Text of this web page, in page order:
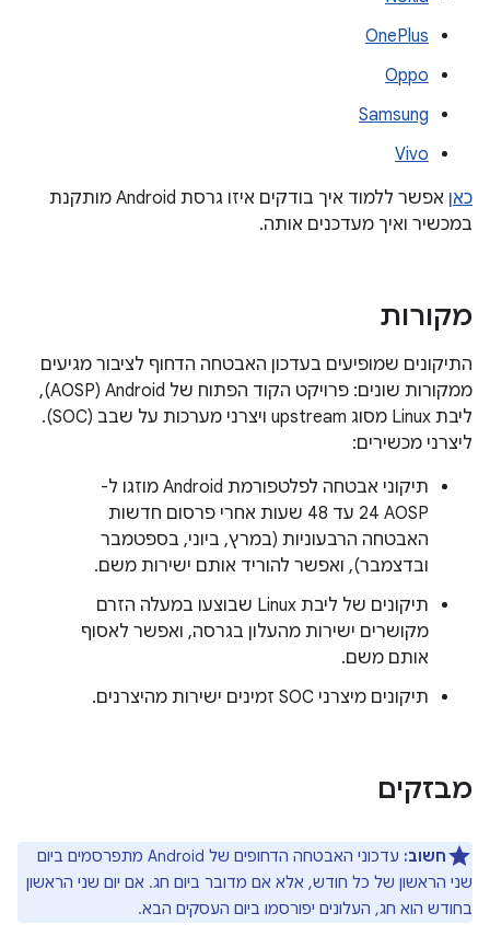
OnePlus
Oppo
Samsung
Vivo
כאן
אפשר ללמוד איך בודקים איזו גרסת Android מותקנת
במכשיר ואיך מעדכנים אותה.
מקורות
התיקונים שמופיעים בעדכון האבטחה הדחוף לציבור מגיעים
ממקורות שונים: פרויקט הקוד הפתוח של Android‏ (AOSP),
ליבת Linux מסוג upstream ויצרני מערכות על שבב (SOC).
ליצרני מכשירים:
תיקוני אבטחה לפלטפורמת Android מוזגו ל-
AOSP‏ 24 עד 48 שעות אחרי פרסום חדשות
האבטחה הרבעוניות (במרץ, ביוני, בספטמבר
ובדצמבר), ואפשר להוריד אותם ישירות משם.
תיקונים של ליבת Linux שבוצעו במעלה הזרם
מקושרים ישירות מהעלון בגרסה, ואפשר לאסוף
אותם משם.
תיקונים מיצרני SOC זמינים ישירות מהיצרנים.
מבזקים
חשוב:
עדכוני האבטחה הדחופים של Android מתפרסמים ביום
שני הראשון של כל חודש, אלא אם מדובר ביום חג. אם יום שני הראשון
בחודש הוא חג, העלונים יפורסמו ביום העסקים הבא.